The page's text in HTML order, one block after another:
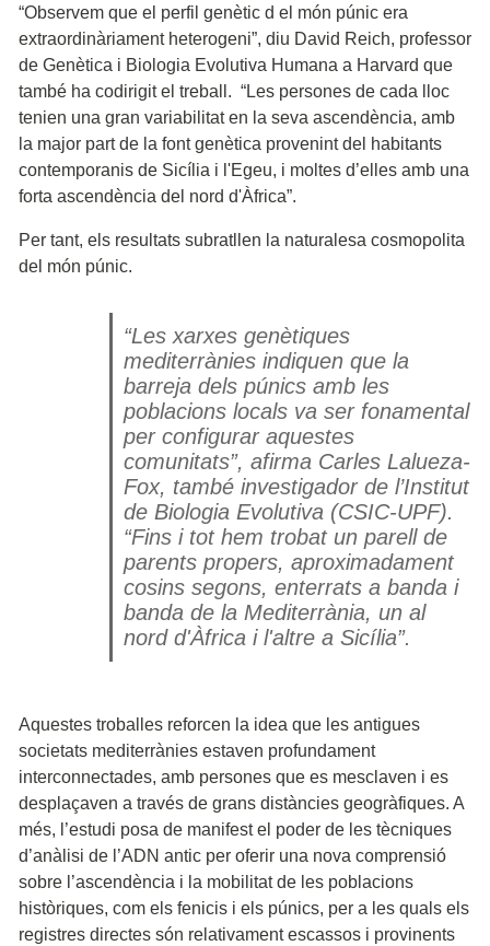
“Observem que el perfil genètic d el món púnic era
extraordinàriament heterogeni”, diu David Reich, professor
de Genètica i Biologia Evolutiva Humana a Harvard que
també ha codirigit el treball. “Les persones de cada lloc
tenien una gran variabilitat en la seva ascendència, amb
la major part de la font genètica provenint del habitants
contemporanis de Sicília i l'Egeu, i moltes d’elles amb una
forta ascendència del nord d'Àfrica”.
Per tant, els resultats subratllen la naturalesa cosmopolita
del món púnic.
“Les xarxes genètiques
mediterrànies indiquen que la
barreja dels púnics amb les
poblacions locals va ser fonamental
per configurar aquestes
comunitats”, afirma Carles Lalueza-
Fox, també investigador de l’Institut
de Biologia Evolutiva (CSIC-UPF).
“Fins i tot hem trobat un parell de
parents propers, aproximadament
cosins segons, enterrats a banda i
banda de la Mediterrània, un al
nord d'Àfrica i l'altre a Sicília”.
Aquestes troballes reforcen la idea que les antigues
societats mediterrànies estaven profundament
interconnectades, amb persones que es mesclaven i es
desplaçaven a través de grans distàncies geogràfiques. A
més, l’estudi posa de manifest el poder de les tècniques
d’anàlisi de l’ADN antic per oferir una nova comprensió
sobre l’ascendència i la mobilitat de les poblacions
històriques, com els fenicis i els púnics, per a les quals els
registres directes són relativament escassos i provinents